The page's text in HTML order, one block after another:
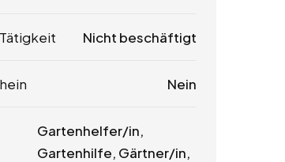
Nicht beschäftigt
Nein
Gartenhelfer/in,
Gartenhilfe, Gärtner/in,